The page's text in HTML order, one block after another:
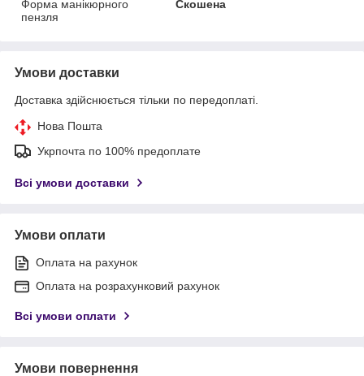
Форма манікюрного
пензля
Скошена
Умови доставки
Доставка здійснюється тільки по передоплаті.
Нова Пошта
Укрпочта по 100% предоплате
Всі умови доставки
Умови оплати
Оплата на рахунок
Оплата на розрахунковий рахунок
Всі умови оплати
Умови повернення